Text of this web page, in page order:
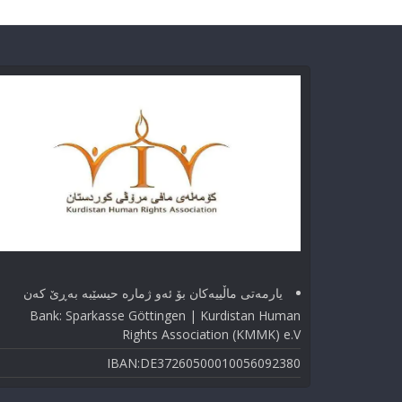
یارمەتی ماڵییەکان بۆ ئەو ژماره حیسێبە بەڕێ کەن
Bank: Sparkasse Göttingen | Kurdistan Human
Rights Association (KMMK) e.V
IBAN:DE37260500010056092380